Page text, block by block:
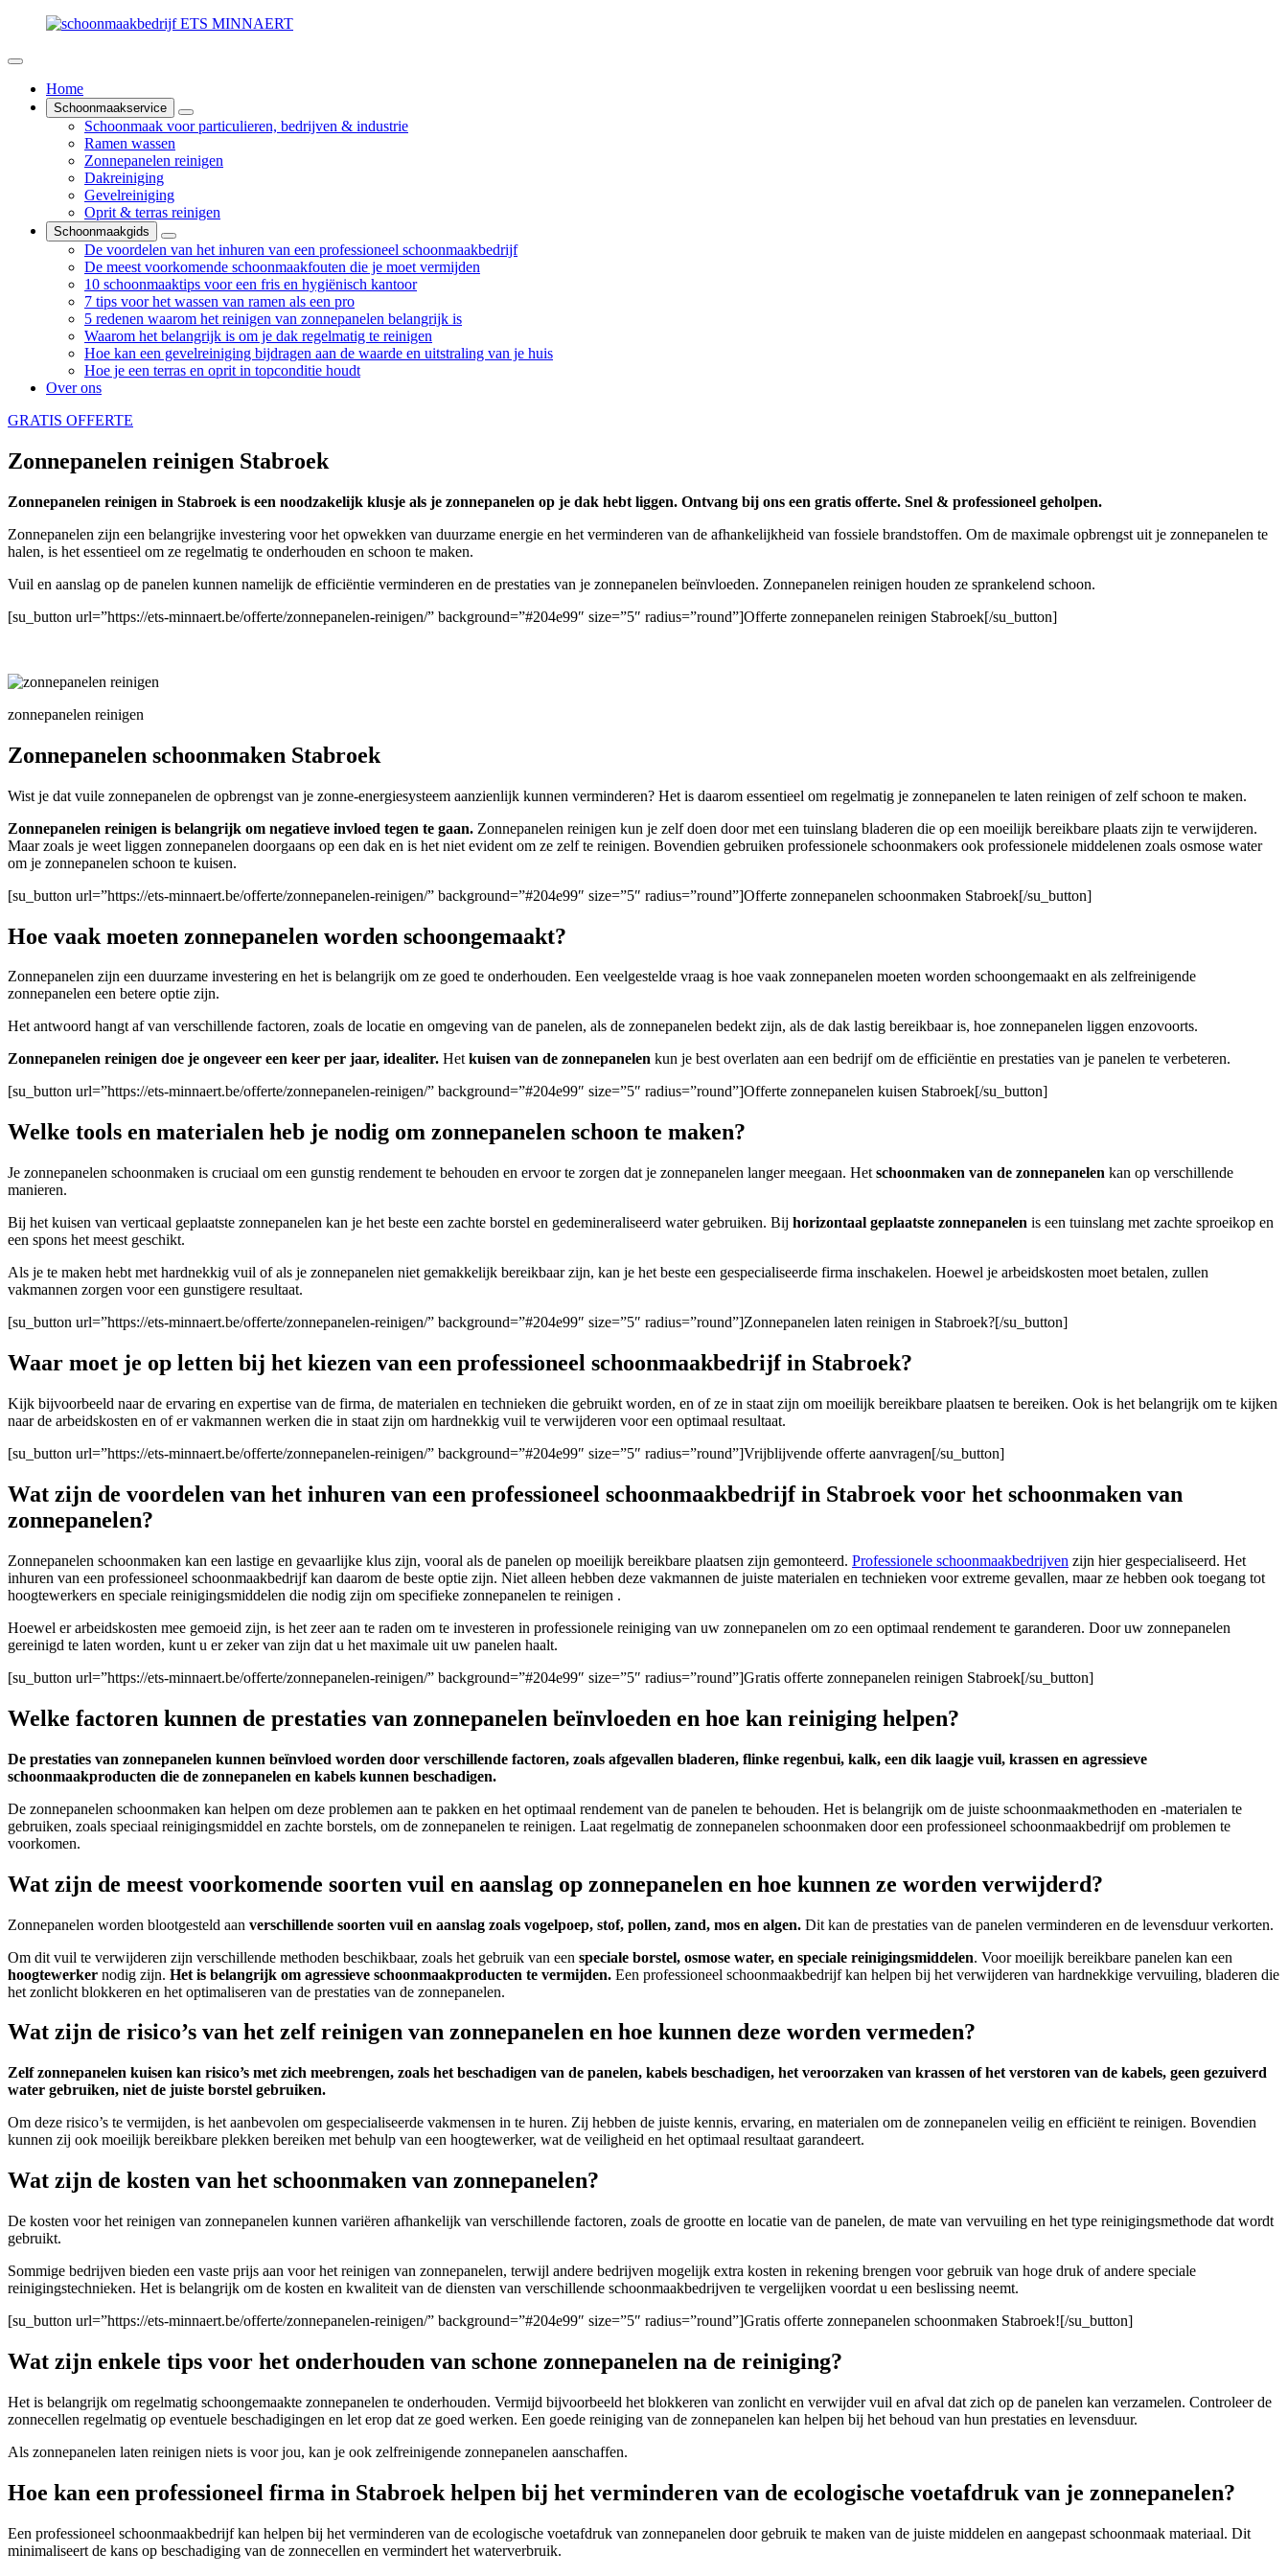
Home
Schoonmaakservice
Schoonmaak voor particulieren, bedrijven & industrie
Ramen wassen
Zonnepanelen reinigen
Dakreiniging
Gevelreiniging
Oprit & terras reinigen
Schoonmaakgids
De voordelen van het inhuren van een professioneel schoonmaakbedrijf
De meest voorkomende schoonmaakfouten die je moet vermijden
10 schoonmaaktips voor een fris en hygiënisch kantoor
7 tips voor het wassen van ramen als een pro
5 redenen waarom het reinigen van zonnepanelen belangrijk is
Waarom het belangrijk is om je dak regelmatig te reinigen
Hoe kan een gevelreiniging bijdragen aan de waarde en uitstraling van je huis
Hoe je een terras en oprit in topconditie houdt
Over ons
GRATIS OFFERTE
Zonnepanelen reinigen Stabroek
Zonnepanelen reinigen in Stabroek is een noodzakelijk klusje als je zonnepanelen op je dak hebt liggen. Ontvang bij ons een gratis offerte. Snel & professioneel geholpen.
Zonnepanelen zijn een belangrijke investering voor het opwekken van duurzame energie en het verminderen van de afhankelijkheid van fossiele brandstoffen. Om de maximale opbrengst uit je zonnepanelen te
halen, is het essentieel om ze regelmatig te onderhouden en schoon te maken.
Vuil en aanslag op de panelen kunnen namelijk de efficiëntie verminderen en de prestaties van je zonnepanelen beïnvloeden. Zonnepanelen reinigen houden ze sprankelend schoon.
[su_button url=”https://ets-minnaert.be/offerte/zonnepanelen-reinigen/” background=”#204e99″ size=”5″ radius=”round”]Offerte zonnepanelen reinigen Stabroek[/su_button]
zonnepanelen reinigen
Zonnepanelen schoonmaken Stabroek
Wist je dat vuile zonnepanelen de opbrengst van je zonne-energiesysteem aanzienlijk kunnen verminderen? Het is daarom essentieel om regelmatig je zonnepanelen te laten reinigen of zelf schoon te maken.
Zonnepanelen reinigen is belangrijk om negatieve invloed tegen te gaan. Zonnepanelen reinigen kun je zelf doen door met een tuinslang bladeren die op een moeilijk bereikbare plaats zijn te verwijderen.
Maar zoals je weet liggen zonnepanelen doorgaans op een dak en is het niet evident om ze zelf te reinigen. Bovendien gebruiken professionele schoonmakers ook professionele middelenen zoals osmose water
om je zonnepanelen schoon te kuisen.
[su_button url=”https://ets-minnaert.be/offerte/zonnepanelen-reinigen/” background=”#204e99″ size=”5″ radius=”round”]Offerte zonnepanelen schoonmaken Stabroek[/su_button]
Hoe vaak moeten zonnepanelen worden schoongemaakt?
Zonnepanelen zijn een duurzame investering en het is belangrijk om ze goed te onderhouden. Een veelgestelde vraag is hoe vaak zonnepanelen moeten worden schoongemaakt en als zelfreinigende
zonnepanelen een betere optie zijn.
Het antwoord hangt af van verschillende factoren, zoals de locatie en omgeving van de panelen, als de zonnepanelen bedekt zijn, als de dak lastig bereikbaar is, hoe zonnepanelen liggen enzovoorts.
Zonnepanelen reinigen doe je ongeveer een keer per jaar, idealiter. Hetkuisen van de zonnepanelen kun je best overlaten aan een bedrijf om de efficiëntie en prestaties van je panelen te verbeteren.
[su_button url=”https://ets-minnaert.be/offerte/zonnepanelen-reinigen/” background=”#204e99″ size=”5″ radius=”round”]Offerte zonnepanelen kuisen Stabroek[/su_button]
Welke tools en materialen heb je nodig om zonnepanelen schoon te maken?
Je zonnepanelen schoonmaken is cruciaal om een gunstig rendement te behouden en ervoor te zorgen dat je zonnepanelen langer meegaan. Het schoonmaken van de zonnepanelen kan op verschillende
manieren.
Bij het kuisen van verticaal geplaatste zonnepanelen kan je het beste een zachte borstel en gedemineraliseerd water gebruiken. Bij horizontaal geplaatste zonnepanelen is een tuinslang met zachte sproeikop en
een spons het meest geschikt.
Als je te maken hebt met hardnekkig vuil of als je zonnepanelen niet gemakkelijk bereikbaar zijn, kan je het beste een gespecialiseerde firma inschakelen. Hoewel je arbeidskosten moet betalen, zullen
vakmannen zorgen voor een gunstigere resultaat.
[su_button url=”https://ets-minnaert.be/offerte/zonnepanelen-reinigen/” background=”#204e99″ size=”5″ radius=”round”]Zonnepanelen laten reinigen in Stabroek?[/su_button]
Waar moet je op letten bij het kiezen van een professioneel schoonmaakbedrijf in Stabroek?
Kijk bijvoorbeeld naar de ervaring en expertise van de firma, de materialen en technieken die gebruikt worden, en of ze in staat zijn om moeilijk bereikbare plaatsen te bereiken. Ook is het belangrijk om te kijken
naar de arbeidskosten en of er vakmannen werken die in staat zijn om hardnekkig vuil te verwijderen voor een optimaal resultaat.
[su_button url=”https://ets-minnaert.be/offerte/zonnepanelen-reinigen/” background=”#204e99″ size=”5″ radius=”round”]Vrijblijvende offerte aanvragen[/su_button]
Wat zijn de voordelen van het inhuren van een professioneel schoonmaakbedrijf in Stabroek voor het schoonmaken van
zonnepanelen?
Zonnepanelen schoonmaken kan een lastige en gevaarlijke klus zijn, vooral als de panelen op moeilijk bereikbare plaatsen zijn gemonteerd. Professionele schoonmaakbedrijven zijn hier gespecialiseerd. Het
inhuren van een professioneel schoonmaakbedrijf kan daarom de beste optie zijn. Niet alleen hebben deze vakmannen de juiste materialen en technieken voor extreme gevallen, maar ze hebben ook toegang tot
hoogtewerkers en speciale reinigingsmiddelen die nodig zijn om specifieke zonnepanelen te reinigen .
Hoewel er arbeidskosten mee gemoeid zijn, is het zeer aan te raden om te investeren in professionele reiniging van uw zonnepanelen om zo een optimaal rendement te garanderen. Door uw zonnepanelen
gereinigd te laten worden, kunt u er zeker van zijn dat u het maximale uit uw panelen haalt.
[su_button url=”https://ets-minnaert.be/offerte/zonnepanelen-reinigen/” background=”#204e99″ size=”5″ radius=”round”]Gratis offerte zonnepanelen reinigen Stabroek[/su_button]
Welke factoren kunnen de prestaties van zonnepanelen beïnvloeden en hoe kan reiniging helpen?
De prestaties van zonnepanelen kunnen beïnvloed worden door verschillende factoren, zoals afgevallen bladeren, flinke regenbui, kalk, een dik laagje vuil, krassen en agressieve
schoonmaakproducten die de zonnepanelen en kabels kunnen beschadigen.
De zonnepanelen schoonmaken kan helpen om deze problemen aan te pakken en het optimaal rendement van de panelen te behouden. Het is belangrijk om de juiste schoonmaakmethoden en -materialen te
gebruiken, zoals speciaal reinigingsmiddel en zachte borstels, om de zonnepanelen te reinigen. Laat regelmatig de zonnepanelen schoonmaken door een professioneel schoonmaakbedrijf om problemen te
voorkomen.
Wat zijn de meest voorkomende soorten vuil en aanslag op zonnepanelen en hoe kunnen ze worden verwijderd?
Zonnepanelen worden blootgesteld aan verschillende soorten vuil en aanslag zoals vogelpoep, stof, pollen, zand, mos en algen. Dit kan de prestaties van de panelen verminderen en de levensduur verkorten.
Om dit vuil te verwijderen zijn verschillende methoden beschikbaar, zoals het gebruik van een speciale borstel, osmose water, en speciale reinigingsmiddelen. Voor moeilijk bereikbare panelen kan een
hoogtewerker nodig zijn. Het is belangrijk om agressieve schoonmaakproducten te vermijden. Een professioneel schoonmaakbedrijf kan helpen bij het verwijderen van hardnekkige vervuiling, bladeren die
het zonlicht blokkeren en het optimaliseren van de prestaties van de zonnepanelen.
Wat zijn de risico’s van het zelf reinigen van zonnepanelen en hoe kunnen deze worden vermeden?
Zelf zonnepanelen kuisen kan risico’s met zich meebrengen, zoals het beschadigen van de panelen, kabels beschadigen, het veroorzaken van krassen of het verstoren van de kabels, geen gezuiverd
water gebruiken, niet de juiste borstel gebruiken.
Om deze risico’s te vermijden, is het aanbevolen om gespecialiseerde vakmensen in te huren. Zij hebben de juiste kennis, ervaring, en materialen om de zonnepanelen veilig en efficiënt te reinigen. Bovendien
kunnen zij ook moeilijk bereikbare plekken bereiken met behulp van een hoogtewerker, wat de veiligheid en het optimaal resultaat garandeert.
Wat zijn de kosten van het schoonmaken van zonnepanelen?
De kosten voor het reinigen van zonnepanelen kunnen variëren afhankelijk van verschillende factoren, zoals de grootte en locatie van de panelen, de mate van vervuiling en het type reinigingsmethode dat wordt
gebruikt.
Sommige bedrijven bieden een vaste prijs aan voor het reinigen van zonnepanelen, terwijl andere bedrijven mogelijk extra kosten in rekening brengen voor gebruik van hoge druk of andere speciale
reinigingstechnieken. Het is belangrijk om de kosten en kwaliteit van de diensten van verschillende schoonmaakbedrijven te vergelijken voordat u een beslissing neemt.
[su_button url=”https://ets-minnaert.be/offerte/zonnepanelen-reinigen/” background=”#204e99″ size=”5″ radius=”round”]Gratis offerte zonnepanelen schoonmaken Stabroek![/su_button]
Wat zijn enkele tips voor het onderhouden van schone zonnepanelen na de reiniging?
Het is belangrijk om regelmatig schoongemaakte zonnepanelen te onderhouden. Vermijd bijvoorbeeld het blokkeren van zonlicht en verwijder vuil en afval dat zich op de panelen kan verzamelen. Controleer de
zonnecellen regelmatig op eventuele beschadigingen en let erop dat ze goed werken. Een goede reiniging van de zonnepanelen kan helpen bij het behoud van hun prestaties en levensduur.
Als zonnepanelen laten reinigen niets is voor jou, kan je ook zelfreinigende zonnepanelen aanschaffen.
Hoe kan een professioneel firma in Stabroek helpen bij het verminderen van de ecologische voetafdruk van je zonnepanelen?
Een professioneel schoonmaakbedrijf kan helpen bij het verminderen van de ecologische voetafdruk van zonnepanelen door gebruik te maken van de juiste middelen en aangepast schoonmaak materiaal. Dit
minimaliseert de kans op beschadiging van de zonnecellen en vermindert het waterverbruik.